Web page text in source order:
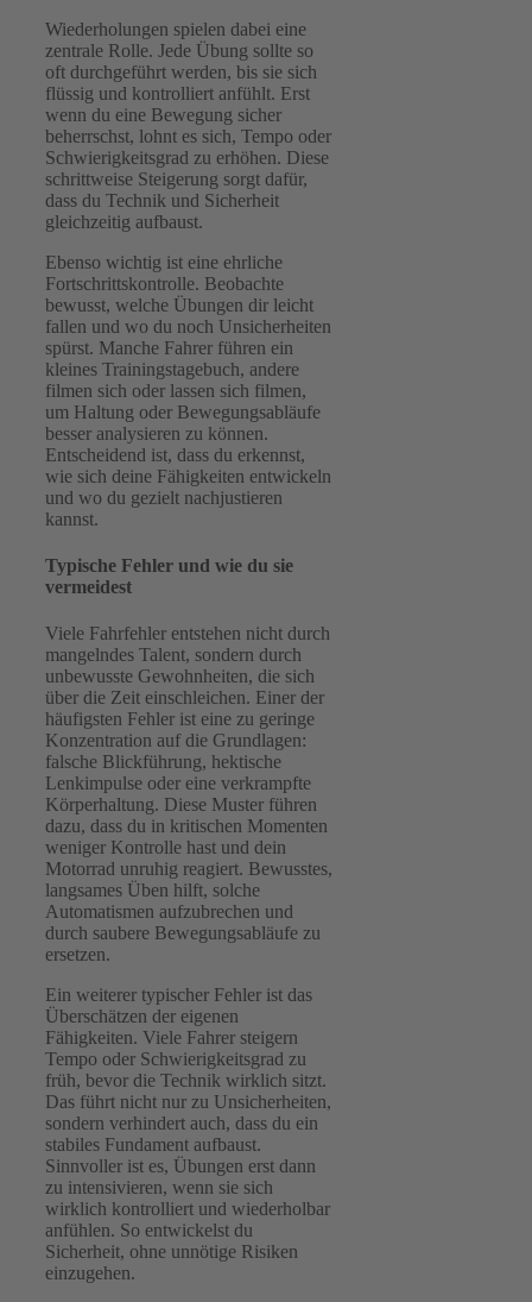
Wiederholungen spielen dabei eine
zentrale Rolle. Jede Übung sollte so
oft durchgeführt werden, bis sie sich
flüssig und kontrolliert anfühlt. Erst
wenn du eine Bewegung sicher
beherrschst, lohnt es sich, Tempo oder
Schwierigkeitsgrad zu erhöhen. Diese
schrittweise Steigerung sorgt dafür,
dass du Technik und Sicherheit
gleichzeitig aufbaust.
Ebenso wichtig ist eine ehrliche
Fortschrittskontrolle. Beobachte
bewusst, welche Übungen dir leicht
fallen und wo du noch Unsicherheiten
spürst. Manche Fahrer führen ein
kleines Trainingstagebuch, andere
filmen sich oder lassen sich filmen,
um Haltung oder Bewegungsabläufe
besser analysieren zu können.
Entscheidend ist, dass du erkennst,
wie sich deine Fähigkeiten entwickeln
und wo du gezielt nachjustieren
kannst.
Typische Fehler und wie du sie
vermeidest
Viele Fahrfehler entstehen nicht durch
mangelndes Talent, sondern durch
unbewusste Gewohnheiten, die sich
über die Zeit einschleichen. Einer der
häufigsten Fehler ist eine zu geringe
Konzentration auf die Grundlagen:
falsche Blickführung, hektische
Lenkimpulse oder eine verkrampfte
Körperhaltung. Diese Muster führen
dazu, dass du in kritischen Momenten
weniger Kontrolle hast und dein
Motorrad unruhig reagiert. Bewusstes,
langsames Üben hilft, solche
Automatismen aufzubrechen und
durch saubere Bewegungsabläufe zu
ersetzen.
Ein weiterer typischer Fehler ist das
Überschätzen der eigenen
Fähigkeiten. Viele Fahrer steigern
Tempo oder Schwierigkeitsgrad zu
früh, bevor die Technik wirklich sitzt.
Das führt nicht nur zu Unsicherheiten,
sondern verhindert auch, dass du ein
stabiles Fundament aufbaust.
Sinnvoller ist es, Übungen erst dann
zu intensivieren, wenn sie sich
wirklich kontrolliert und wiederholbar
anfühlen. So entwickelst du
Sicherheit, ohne unnötige Risiken
einzugehen.